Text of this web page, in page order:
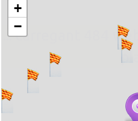
... carregant 484
+
−